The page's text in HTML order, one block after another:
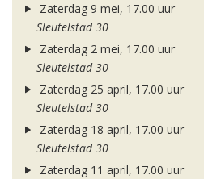
Zaterdag 9 mei, 17.00 uur
Sleutelstad 30
Zaterdag 2 mei, 17.00 uur
Sleutelstad 30
Zaterdag 25 april, 17.00 uur
Sleutelstad 30
Zaterdag 18 april, 17.00 uur
Sleutelstad 30
Zaterdag 11 april, 17.00 uur